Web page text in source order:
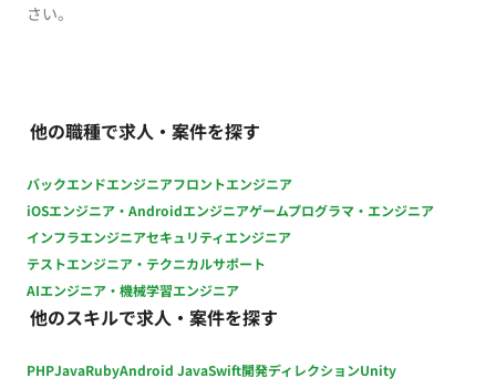
さい。
他の職種で求人・案件を探す
バックエンドエンジニアフロントエンジニア
iOSエンジニア・Androidエンジニアゲームプログラマ・エンジニア
インフラエンジニアセキュリティエンジニア
テストエンジニア・テクニカルサポート
AIエンジニア・機械学習エンジニア
他のスキルで求人・案件を探す
PHPJavaRubyAndroid JavaSwift開発ディレクションUnity